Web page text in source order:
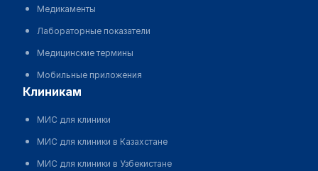
Медикаменты
Лабораторные показатели
Медицинские термины
Мобильные приложения
клиникам
МИС для клиники
МИС для клиники в Казахстане
МИС для клиники в Узбекистане